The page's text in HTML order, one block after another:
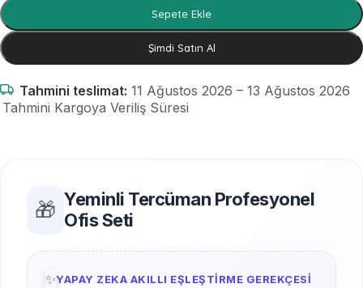
Sepete Ekle
Şimdi Satın Al
Tahmini teslimat: 11 Ağustos 2026 – 13 Ağustos 2026
Tahmini Kargoya Veriliş Süresi
🎁 Yeminli Tercüman Profesyonel
Ofis Seti
✨YAPAY ZEKA AKILLI EŞLEŞTIRME GEREKÇESI